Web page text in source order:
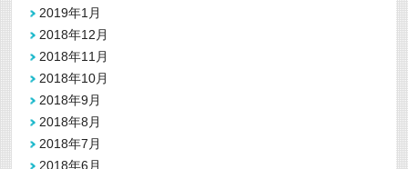
2019年1月
2018年12月
2018年11月
2018年10月
2018年9月
2018年8月
2018年7月
2018年6月